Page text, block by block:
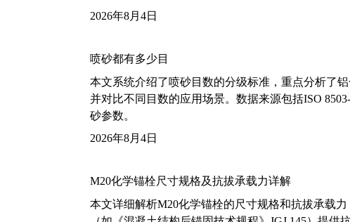
2026年8月4日
喷砂都有多少目
本文系统介绍了喷砂目数的分级标准，重点分析了
并对比不同目数的应用场景。数据来源包括ISO
砂参数。
2026年8月4日
M20化学锚栓尺寸规格及抗拔承载力详解
本文详细解析M20化学锚栓的尺寸规格和抗拔承载